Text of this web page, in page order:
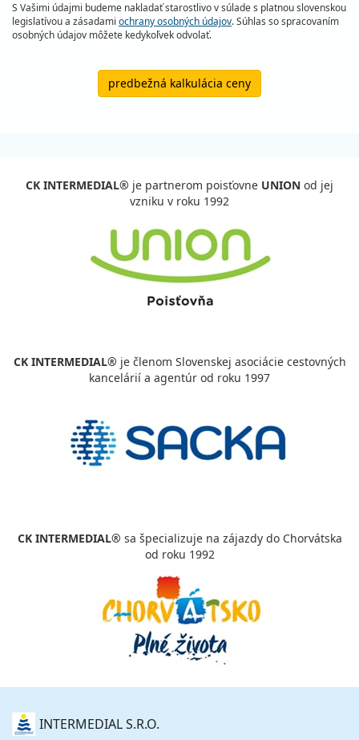
S Vašimi údajmi budeme nakladať starostlivo v súlade s platnou slovenskou
legislatívou a zásadami ochrany osobných údajov. Súhlas so spracovaním
osobných údajov môžete kedykoľvek odvolať.
predbežná kalkulácia ceny
CK INTERMEDIAL® je partnerom poisťovne UNION od jej
vzniku v roku 1992
CK INTERMEDIAL® je členom Slovenskej asociácie cestovných
kancelárií a agentúr od roku 1997
CK INTERMEDIAL® sa špecializuje na zájazdy do Chorvátska
od roku 1992
O
NÁS INTERMEDIAL S.R.O.